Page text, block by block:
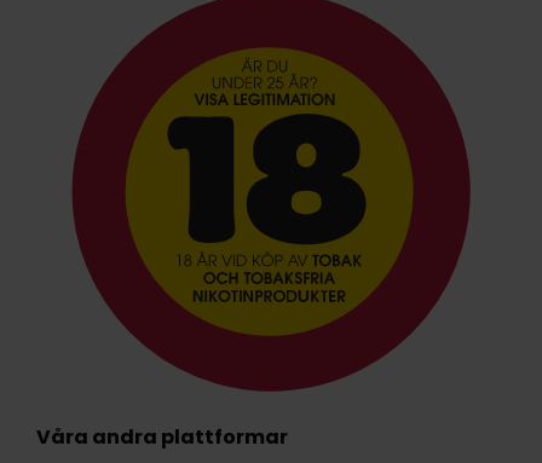
Våra andra plattformar